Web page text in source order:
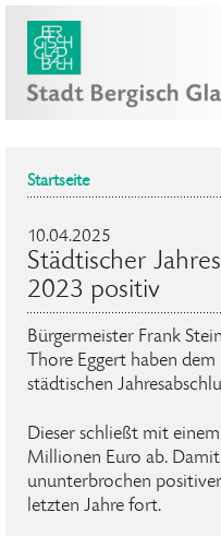
Startseite
10.04.2025
Städtischer
2023 positiv
Bürgermeister Frank
Thore Eggert haben
städtischen
Dieser schließt mit
Millionen Euro ab.
ununterbrochen positiver
letzten Jahre fort.